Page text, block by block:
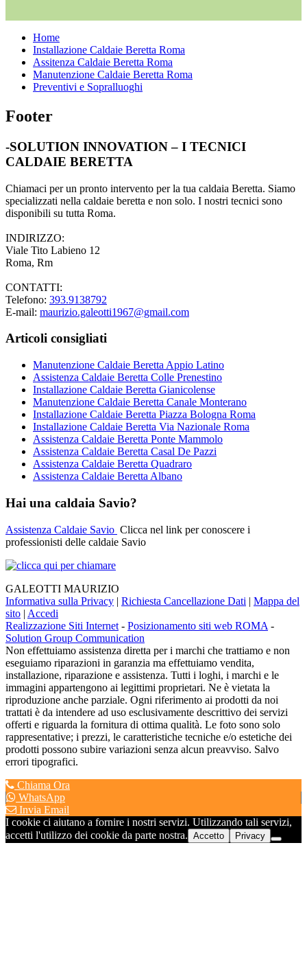
Home
Installazione Caldaie Beretta Roma
Assitenza Caldaie Beretta Roma
Manutenzione Caldaie Beretta Roma
Preventivi e Sopralluoghi
Footer
-SOLUTION INNOVATION – I TECNICI
CALDAIE BERETTA
Chiamaci per un pronto intervento per la tua caldaia Beretta. Siamo
specializzati nella caldaie beretta e non solo. I nostri tecnici sono
disponibili su tutta Roma.
INDIRIZZO:
Viale Tito Labieno 12
Roma, Rm
CONTATTI:
Telefono: 393.9138792
E-mail: maurizio.galeotti1967@gmail.com
Articoli consigliati
Manutenzione Caldaie Beretta Appio Latino
Assistenza Caldaie Beretta Colle Prenestino
Installazione Caldaie Beretta Gianicolense
Manutenzione Caldaie Beretta Canale Monterano
Installazione Caldaie Beretta Piazza Bologna Roma
Installazione Caldaie Beretta Via Nazionale Roma
Assistenza Caldaie Beretta Ponte Mammolo
Assistenza Caldaie Beretta Casal De Pazzi
Assistenza Caldaie Beretta Quadraro
Assistenza Caldaie Beretta Albano
Hai una caldaia Savio?
Assistenza Caldaie Savio Clicca nel link per conoscere i
professionisti delle caldaie Savio
GALEOTTI MAURIZIO
Informativa sulla Privacy | Richiesta Cancellazione Dati | Mappa del
sito | Accedi
Realizzazione Siti Internet - Posizionamento siti web ROMA -
Solution Group Communication
Non effettuiamo assistenza diretta per i marchi che trattiamo e non
eseguiamo riparazioni in garanzia ma effettuiamo vendita,
installazione, riparazione e assistenza. Tutti i loghi, i marchi e le
immagini appartengono ai legittimi proprietari. Ne è vietata la
riproduzione anche parziale. Ogni riferimento ai prodotti da noi
trattati è da intendere ad uso esclusivamente descrittivo dei servizi
offerti e riguarda la fornitura di ottima qualità. Le foto sono solo
rappresentative; i prezzi, le caratteristiche tecniche e/o estetiche dei
prodotti possono subire variazioni senza alcun preavviso. Salvo
errori tipografici.
Chiama Ora
WhatsApp
Invia Email
I cookie ci aiutano a fornire i nostri servizi. Utilizzando tali servizi,
accetti l'utilizzo dei cookie da parte nostra. Accetto Privacy